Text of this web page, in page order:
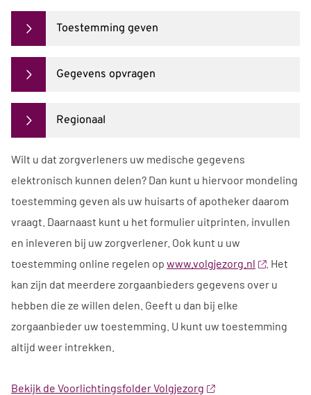
Toestemming geven
Gegevens opvragen
Regionaal
Wilt u dat zorgverleners uw medische gegevens
elektronisch kunnen delen? Dan kunt u hiervoor mondeling
toestemming geven als uw huisarts of apotheker daarom
vraagt. Daarnaast kunt u het formulier uitprinten, invullen
en inleveren bij uw zorgverlener. Ook kunt u uw
toestemming online regelen op www.volgjezorg.nl
. Het
kan zijn dat meerdere zorgaanbieders gegevens over u
hebben die ze willen delen. Geeft u dan bij elke
zorgaanbieder uw toestemming. U kunt uw toestemming
altijd weer intrekken.
Bekijk de Voorlichtingsfolder Volgjezorg